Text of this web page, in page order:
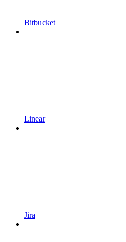
Bitbucket
Linear
Jira